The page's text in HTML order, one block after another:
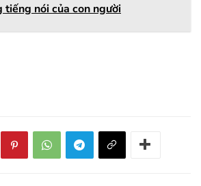
tiếng nói của con người